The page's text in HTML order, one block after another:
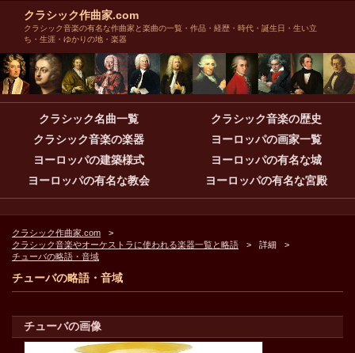
クラシック作曲家.com
クラシック音楽の有名な作曲家と楽曲の一覧・作品・経歴・時代・誕生日・生い立
ち・生涯・ゆかりの地・楽器
クラシック名曲一覧
クラシック音楽の歴史
クラシック音楽の楽器
ヨーロッパの画家一覧
ヨーロッパの建築様式
ヨーロッパの有名な城
ヨーロッパの有名な教会
ヨーロッパの有名な宮殿
クラシック作曲家.com
クラシック音楽やオーケストラに使われる楽器一覧と略語
詳細
チューバの略語・音域
チューバの略語・音域
チューバの画像